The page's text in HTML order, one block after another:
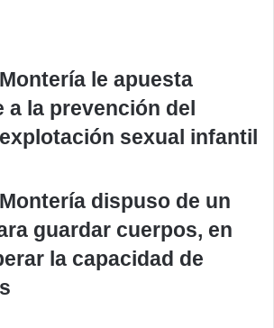
le apuesta
la prevención del
sexual infantil
dispuso de un
guardar cuerpos, en
la capacidad de